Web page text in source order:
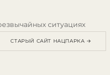
ситуациях
СТАРЫЙ САЙТ НАЦПАРКА →